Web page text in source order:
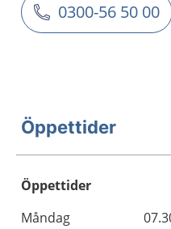
0300-56 50 00
Öppettider
Öppettider
Dag
Öppettider
Kommentarer
Måndag